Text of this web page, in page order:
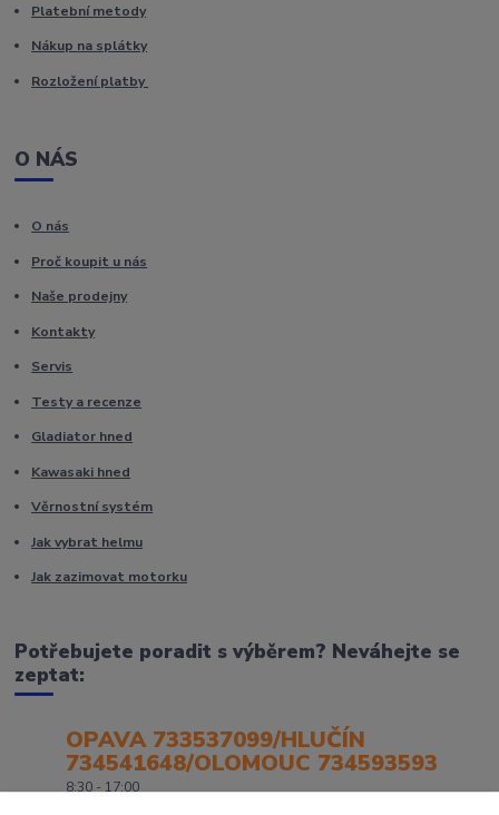
Platební metody
Nákup na splátky
Rozložení platby
O NÁS
O nás
Proč koupit u nás
Naše prodejny
Kontakty
Servis
Testy a recenze
Gladiator hned
Kawasaki hned
Věrnostní systém
Jak vybrat helmu
Jak zazimovat motorku
Potřebujete poradit s výběrem? Neváhejte se
zeptat:
OPAVA 733537099/HLUČÍN
734541648/OLOMOUC 734593593
8:30 - 17:00